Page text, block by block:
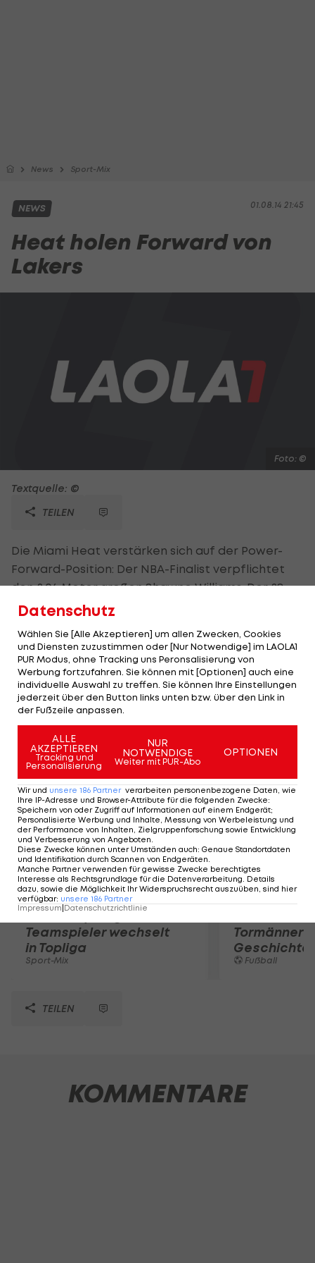
News Sport-Mix
01.08.14 21:45
NEWS
Heat holen Forward von
Lakers
Foto: ©
Textquelle: ©
TEILEN
Die Miami Heat verstärken sich auf der Power-
Forward-Position: Der NBA-Finalist verpflichtet
den 2,06 Meter großen Shawne Williams. Der 28-
Jährige erzielte in der vergangenen Saison für die
4,6 Rebounds in 20,9 Minuten. Williams kam auf 36
Einsätze, darunter 13 in der Starting Five. Zuvor
hatte er auch für die Indiana Pacers, Dallas
Mavericks, New York Knicks und New Jersey Nets
gespielt.
Mehr zum Thema
Karrieresprung! ÖVV-
Teamspieler wechselt
in Topliga
Sport-Mix
Tormänner
Geschichte
Fußball
TEILEN
KOMMENTARE
Datenschutz
Wählen Sie [Alle Akzeptieren] um allen Zwecken, Cookies
und Diensten zuzustimmen oder [Nur Notwendige] im LAOLA1
PUR Modus, ohne Tracking uns Peronsalisierung von
Werbung fortzufahren. Sie können mit [Optionen] auch eine
individuelle Auswahl zu treffen. Sie können Ihre Einstellungen
jederzeit über den Button links unten bzw. über den Link in
der Fußzeile anpassen.
ALLE
AKZEPTIEREN
Tracking und
Personalisierung
NUR
NOTWENDIGE
Weiter mit PUR-Abo
OPTIONEN
Wir und unsere 186 Partner verarbeiten personenbezogene Daten, wie
Ihre IP-Adresse und Browser-Attribute für die folgenden Zwecke:
Speichern von oder Zugriff auf Informationen auf einem Endgerät;
Personalisierte Werbung und Inhalte, Messung von Werbeleistung und
der Performance von Inhalten, Zielgruppenforschung sowie Entwicklung
und Verbesserung von Angeboten.
Diese Zwecke können unter Umständen auch: Genaue Standortdaten
und Identifikation durch Scannen von Endgeräten.
Manche Partner verwenden für gewisse Zwecke berechtigtes
Interesse als Rechtsgrundlage für die Datenverarbeitung. Details
dazu, sowie die Möglichkeit Ihr Widerspruchsrecht auszuüben, sind hier
verfügbar: unsere 186 Partner
Impressum Datenschutzrichtlinie